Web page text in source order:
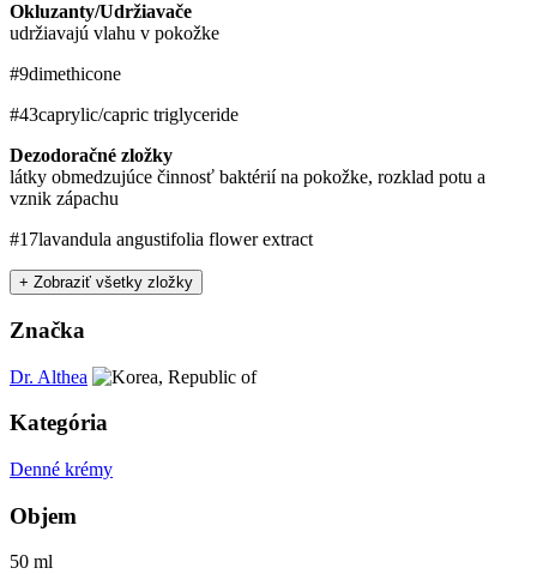
Okluzanty/Udržiavače
udržiavajú vlahu v pokožke
#9dimethicone
#43caprylic/capric triglyceride
Dezodoračné zložky
látky obmedzujúce činnosť baktérií na pokožke, rozklad potu a
vznik zápachu
#17lavandula angustifolia flower extract
+ Zobraziť všetky zložky
Značka
Dr. Althea
Kategória
Denné krémy
Objem
50 ml